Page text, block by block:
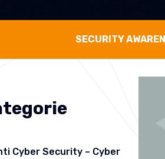
SECURITY
Cyber Security – Cyber